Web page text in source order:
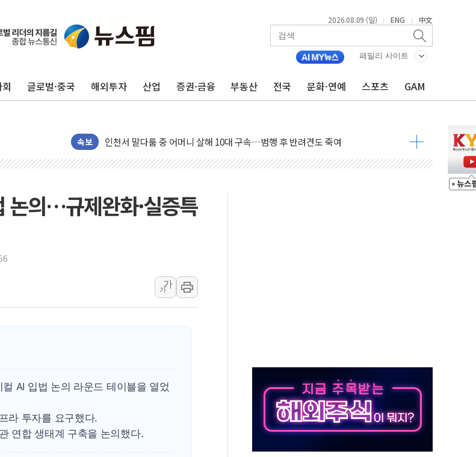
2026.08.09 (일) | ENG | 中文
패밀리 사이트
글로벌·중국 해외투자 산업 증권·금융 부동산 전국 문화·연예 스포츠 GAM
속보
125mm 폭우 쏟아진 울진...'두천~하당'·'올미골교' 차량 통행 선제 제한
평택 진위면 공장서 탱크 내부 작업 중 근로자 1명 숨져
상주 낙동강 선착장 하류서 50대 숨진 채 발견...경찰, 조사 중
[종합] 김민석, 정청래에 누적 1.48%p 차 선두 유지...金 46.01% vs 鄭 44.53%
인천서 말다툼 중 어머니 살해 10대 구속…범행 후 반려견도 죽여
김민석, 강원·대구·경북 경선서 정청래에 승리…金 48.54% vs 鄭 44.40%
[속보] 민주, 경북 경선 결과 발표...김민석 47.37% 정청래 45.71% 송영길 6.92%
[속보] 민주, 대구 경선 결과 발표...정청래 47.82% 김민석 46.35% 송영길 5.83%
하나금융, 명동 소상공인에 '행복상자' 전달
인천시 광복절 현수막 '태극기 거꾸로' 논란…이틀만에 철거
'호우·산사태 주의보' 울진 시간당 30mm 강한 비...호우 피해 없어
논의…규제완화·실증특
가
가
AI 입법 논의 라운드 테이블을 열었
라 투자를 요구했다.
연합 생태계 구축을 논의했다.